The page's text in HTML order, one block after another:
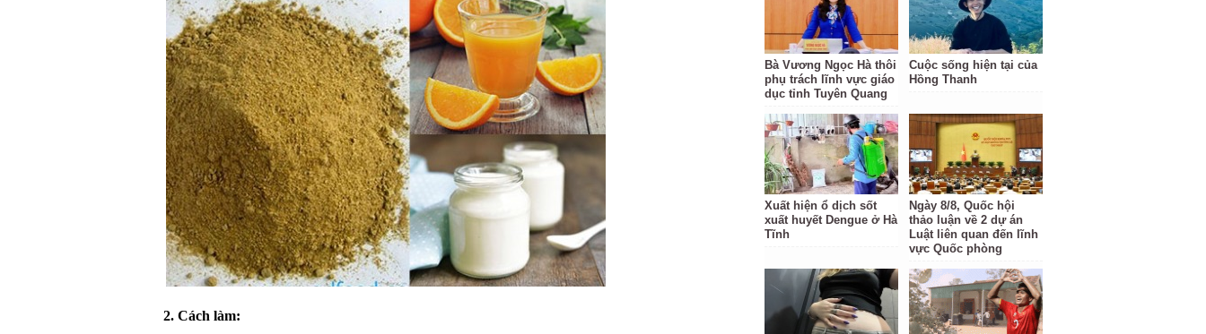
2. Cách làm:
Bà Vương Ngọc Hà thôi
phụ trách lĩnh vực giáo
dục tỉnh Tuyên Quang
Cuộc sống hiện tại của
Hồng Thanh
Xuất hiện ổ dịch sốt
xuất huyết Dengue ở Hà
Tĩnh
Ngày 8/8, Quốc hội
thảo luận về 2 dự án
Luật liên quan đến lĩnh
vực Quốc phòng